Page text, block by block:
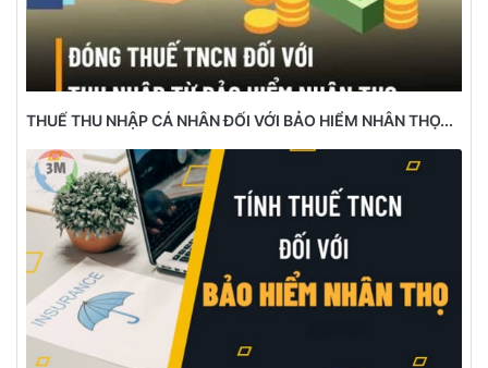
THUẾ THU NHẬP CÁ NHÂN ĐỐI VỚI BẢO HIỂM NHÂN THỌ...